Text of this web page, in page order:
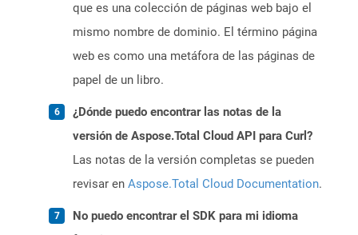
que es una colección de páginas web bajo el
mismo nombre de dominio. El término página
web es como una metáfora de las páginas de
papel de un libro.
¿Dónde puedo encontrar las notas de la
versión de Aspose.Total Cloud API para Curl?
Las notas de la versión completas se pueden
revisar en Aspose.Total Cloud Documentation.
No puedo encontrar el SDK para mi idioma